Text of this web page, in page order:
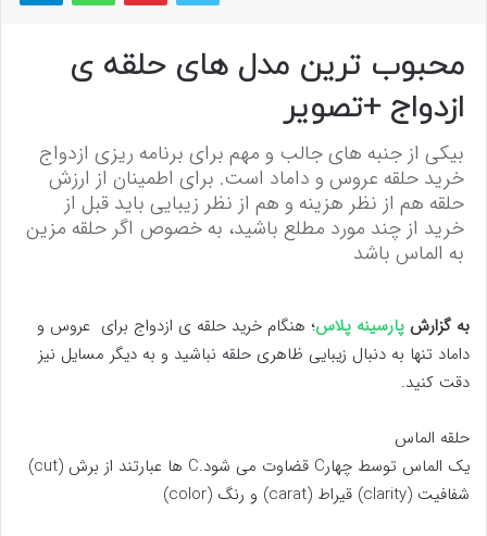
محبوب ترین مدل های حلقه ی
ازدواج +تصویر
بیکی از جنبه های جالب و مهم برای برنامه ریزی ازدواج
خرید حلقه عروس و داماد است. برای اطمینان از ارزش
حلقه هم از نظر هزینه و هم از نظر زیبایی باید قبل از
خرید از چند مورد مطلع باشید، به خصوص اگر حلقه مزین
به الماس باشد
به گزارش پارسینه پلاس؛ هنگام خرید حلقه ی ازدواج برای عروس و
داماد تنها به دنبال زیبایی ظاهری حلقه نباشید و به دیگر مسایل نیز
دقت کنید.
حلقه الماس
یک الماس توسط چهارC قضاوت می شود.C ها عبارتند از برش (cut)
شفافیت (clarity) قيراط (carat) و رنگ (color)